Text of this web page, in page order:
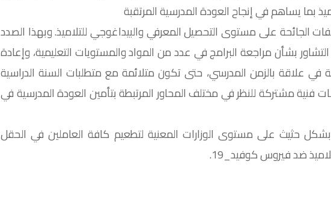
بما يساهم في إنجاح العودة المدرسية المرتقبة
الجائحة على مستوى التحصيل المعرفي والبيداغوجي للتلاميذ. وبهذا الصدد
بشأن مراجعة البرامج في عدد من المواد والمستويات التعليمية، وإعادة
في علاقة بالزمن المدرسي، حتى تكون متلائمة مع متطلبات السنة الدراسية
فنية مشتركة للنظر في مختلف المحاور المرتبطة بتأمين العودة المدرسية في
بشكل حثيث على مستوى الوزارات المعنية لتطعيم كافة العاملين في الحقل
ضد فيروس كوفيد_19.